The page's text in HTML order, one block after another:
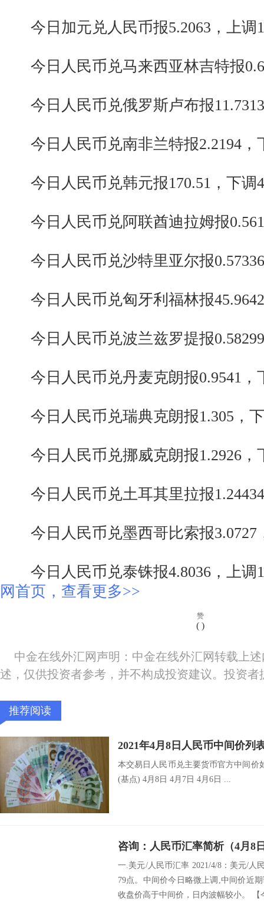
今日加元兑人民币报5.2063，上调
今日人民币兑马来西亚林吉特报
今日人民币兑俄罗斯卢布报11.7313
今日人民币兑南非兰特报2.2194，
今日人民币兑韩元报170.51，下调
今日人民币兑阿联酋迪拉姆报
今日人民币兑沙特里亚尔报0.57336
今日人民币兑匈牙利福林报45.9642
今日人民币兑波兰兹罗提报0.58299
今日人民币兑丹麦克朗报0.9541，
今日人民币兑瑞典克朗报1.305，下
今日人民币兑挪威克朗报1.2926，
今日人民币兑土耳其里拉报1.24434
今日人民币兑墨西哥比索报3.0727
今日人民币兑泰铢报4.8036，上调
网首页，查看更多>>
赞
( )
中金在线外汇网声明：中金在线外汇网转载上
述，仅供投资者参考，并不构成投资建议。投资
推荐阅读
2021年4月8日人民币中间价列
本交易日人民币兑主要货币官方中间价
(基点) 4月8日 4月7日 4月6日 ...
咨询：人民币汇率简析（4月8
一.美元/人民币汇率 2021/4/8：美元/人
79点。中间价今日略微上调,中间价近
收盘价高于中间价，日内波幅较小。 【